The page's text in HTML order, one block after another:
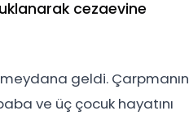
cezaevine
meydana geldi. Çarpmanın
ve üç çocuk hayatını